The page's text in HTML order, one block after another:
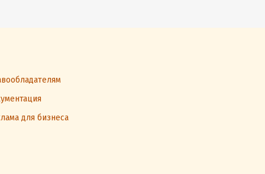
для бизнеса